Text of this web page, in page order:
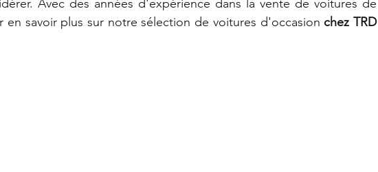
Avec des années d'expérience dans la vente de voitures de
en savoir plus sur notre sélection de voitures d'occasion chez TRD